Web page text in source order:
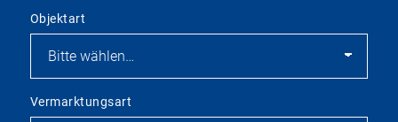
Objektart
Vermarktungsart